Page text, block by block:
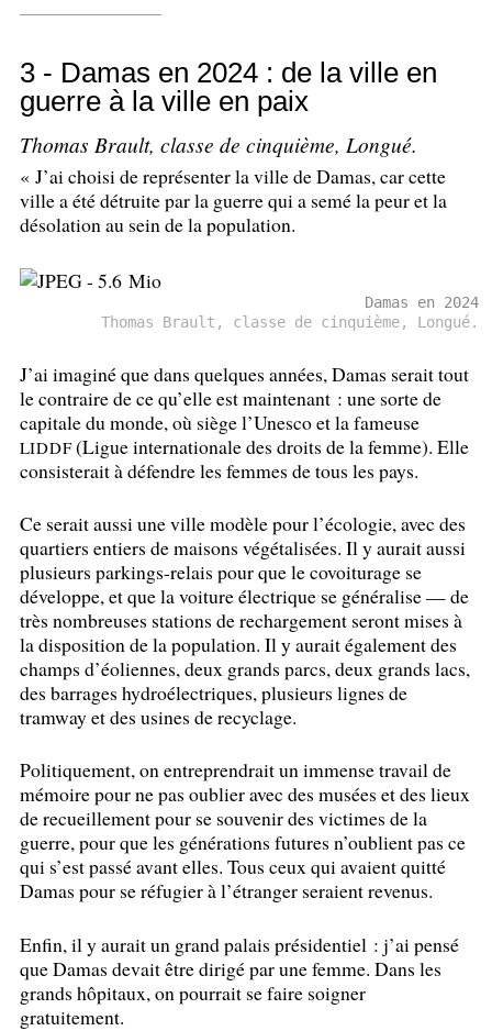
3 - Damas en 2024 : de la ville en
guerre à la ville en paix
Thomas Brault, classe de cinquième, Longué.
« J’ai choisi de représenter la ville de Damas, car cette
ville a été détruite par la guerre qui a semé la peur et la
désolation au sein de la population.
Damas en 2024
Thomas Brault, classe de cinquième, Longué.
J’ai imaginé que dans quelques années, Damas serait tout
le contraire de ce qu’elle est maintenant : une sorte de
capitale du monde, où siège l’Unesco et la fameuse
LIDDF(Ligue internationale des droits de la femme). Elle
consisterait à défendre les femmes de tous les pays.
Ce serait aussi une ville modèle pour l’écologie, avec des
quartiers entiers de maisons végétalisées. Il y aurait aussi
plusieurs parkings-relais pour que le covoiturage se
développe, et que la voiture électrique se généralise — de
très nombreuses stations de rechargement seront mises à
la disposition de la population. Il y aurait également des
champs d’éoliennes, deux grands parcs, deux grands lacs,
des barrages hydroélectriques, plusieurs lignes de
tramway et des usines de recyclage.
Politiquement, on entreprendrait un immense travail de
mémoire pour ne pas oublier avec des musées et des lieux
de recueillement pour se souvenir des victimes de la
guerre, pour que les générations futures n’oublient pas ce
qui s’est passé avant elles. Tous ceux qui avaient quitté
Damas pour se réfugier à l’étranger seraient revenus.
Enfin, il y aurait un grand palais présidentiel : j’ai pensé
que Damas devait être dirigé par une femme. Dans les
grands hôpitaux, on pourrait se faire soigner
gratuitement.